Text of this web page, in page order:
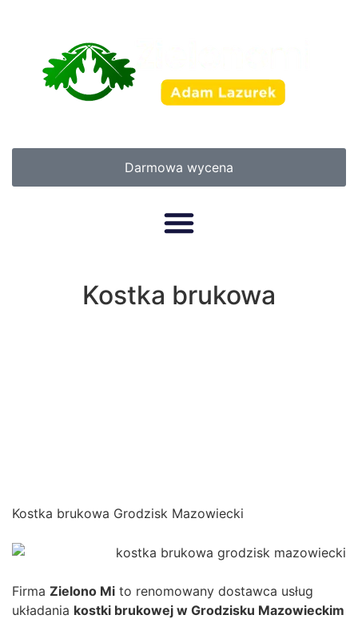
Darmowa wycena
Kostka brukowa
Kostka brukowa Grodzisk Mazowiecki
Firma Zielono Mi to renomowany dostawca usług
układania kostki brukowej w Grodzisku Mazowieckim